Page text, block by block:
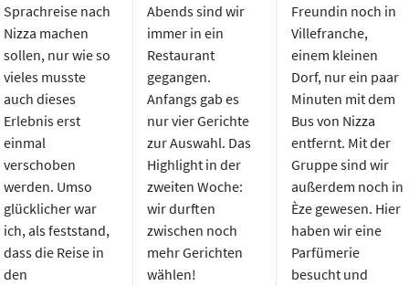
Sprachreise nach
Nizza machen
sollen, nur wie so
vieles musste
auch dieses
Erlebnis erst
einmal
verschoben
werden. Umso
glücklicher war
ich, als feststand,
dass die Reise in
den
Abends sind wir
immer in ein
Restaurant
gegangen.
Anfangs gab es
nur vier Gerichte
zur Auswahl. Das
Highlight in der
zweiten Woche:
wir durften
zwischen noch
mehr Gerichten
wählen!
Freundin noch in
Villefranche,
einem kleinen
Dorf, nur ein paar
Minuten mit dem
Bus von Nizza
entfernt. Mit der
Gruppe sind wir
außerdem noch in
Èze gewesen. Hier
haben wir eine
Parfümerie
besucht und